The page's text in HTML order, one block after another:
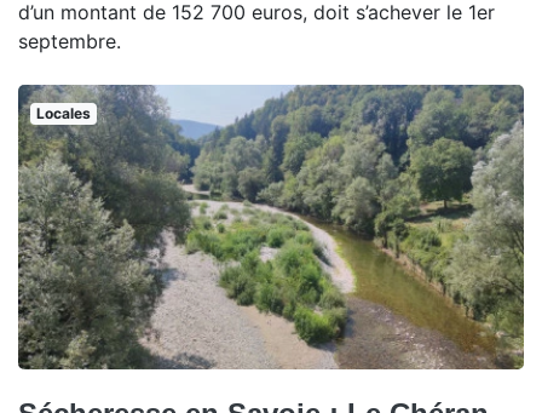
d’un montant de 152 700 euros, doit s’achever le 1er
septembre.
Locales